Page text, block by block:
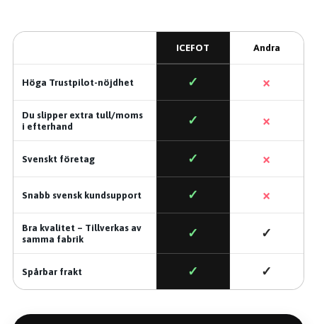
ICEFOT Andra
Höga Trustpilot-nöjdhet ✓ ×
Du slipper extra tull/moms
i efterhand
✓ ×
Svenskt företag ✓ ×
Snabb svensk kundsupport ✓ ×
Bra kvalitet – Tillverkas av
samma fabrik
✓ ✓
Spårbar frakt ✓ ✓